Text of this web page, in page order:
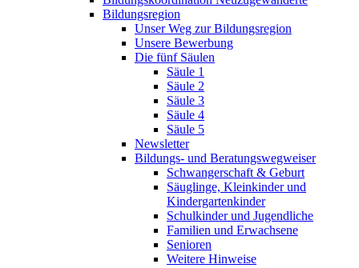
Bildungsregion
Unser Weg zur Bildungsregion
Unsere Bewerbung
Die fünf Säulen
Säule 1
Säule 2
Säule 3
Säule 4
Säule 5
Newsletter
Bildungs- und Beratungswegweiser
Schwangerschaft & Geburt
Säuglinge, Kleinkinder und
Kindergartenkinder
Schulkinder und Jugendliche
Familien und Erwachsene
Senioren
Weitere Hinweise